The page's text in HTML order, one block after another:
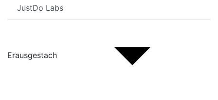
JustDo Labs
Erausgestach